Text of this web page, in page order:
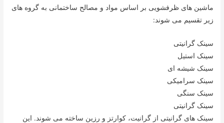
ماشین های ظرفشویی بر اساس مواد و مصالح ساختمانی به گروه های
زیر تقسیم می شوند:
سینک گرانیتی
سینک استیل
سینک شیشه ای
سینک سرامیکی
سینک سنگی
سینک گرانیتی
سینک های گرانیتی از گرانیت، کوارتز و رزین ساخته می شوند. این